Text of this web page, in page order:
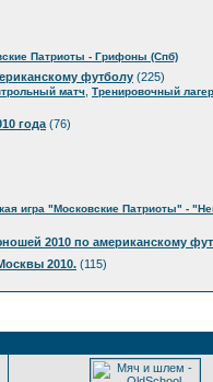
Патриоты - Грифоны (Спб)
футболу (225)
матч Тренировочный
года (76)
игра "Московские Патриоты" -
2010 по американскому
2010. (115)